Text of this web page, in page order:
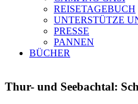
REISETAGEBUCH
UNTERSTÜTZE
PRESSE
PANNEN
BÜCHER
Thur- und Seebachtal: